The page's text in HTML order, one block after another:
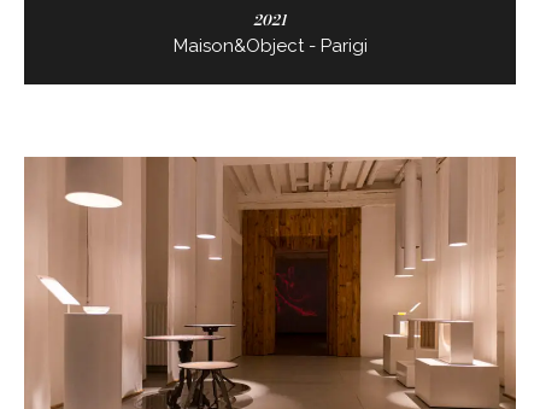
2021
Maison&Object - Parigi